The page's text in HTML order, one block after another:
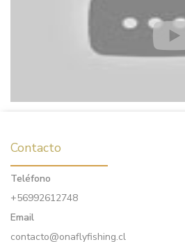
Contacto
Teléfono
+56992612748
Email
contacto@onaflyfishing.cl